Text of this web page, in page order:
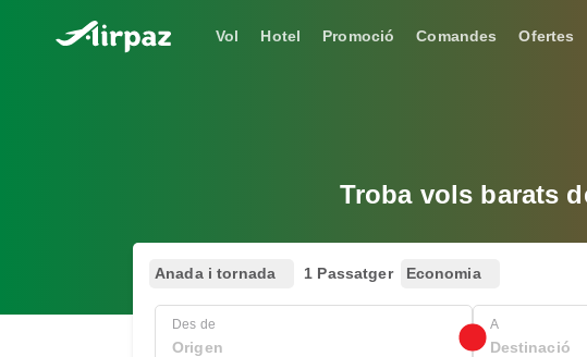
Vol Hotel Promoció Comandes Ofertes
Troba vols barats
Anada i tornada 1 Passatger Economia
Des de A